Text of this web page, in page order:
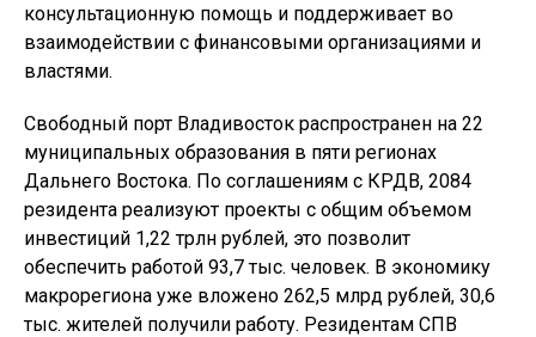
консультационную помощь и поддерживает во
взаимодействии с финансовыми организациями и
властями.
Свободный порт Владивосток распространен на 22
муниципальных образования в пяти регионах
Дальнего Востока. По соглашениям с КРДВ, 2084
резидента реализуют проекты с общим объемом
инвестиций 1,22 трлн рублей, это позволит
обеспечить работой 93,7 тыс. человек. В экономику
макрорегиона уже вложено 262,5 млрд рублей, 30,6
тыс. жителей получили работу. Резидентам СПВ